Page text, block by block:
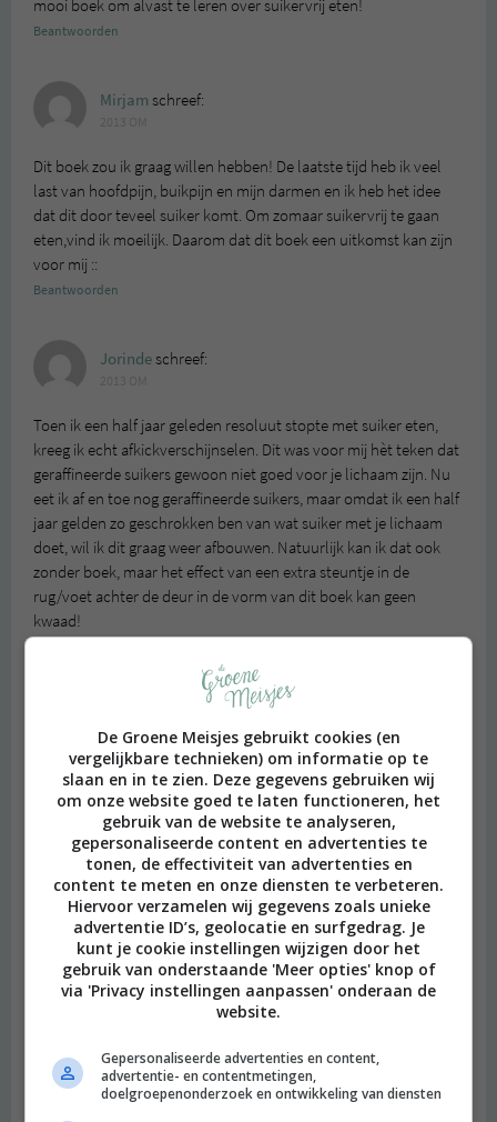
mooi boek om alvast te leren over suikervrij eten!
Beantwoorden
Mirjam schreef:
Dit boek zou ik graag willen hebben! De laatste tijd heb ik veel
last van hoofdpijn, buikpijn en mijn darmen en ik heb het idee
dat dit door teveel suiker komt. Om zomaar suikervrij te gaan
eten,vind ik moeilijk. Daarom dat dit boek een uitkomst kan zijn
voor mij ::
Beantwoorden
Jorindeschreef:
Toen ik een half jaar geleden resoluut stopte met suiker eten,
kreeg ik echt afkickverschijnselen. Dit was voor mij hèt teken dat
geraffineerde suikers gewoon niet goed voor je lichaam zijn. Nu
eet ik af en toe nog geraffineerde suikers, maar omdat ik een half
jaar gelden zo geschrokken ben van wat suiker met je lichaam
doet, wil ik dit graag weer afbouwen. Natuurlijk kan ik dat ook
zonder boek, maar het effect van een extra steuntje in de
rug/voet achter de deur in de vorm van dit boek kan geen
kwaad!
2013 OM
Omdat ik veel last heb van vermoeidheidsklachten probeer ik op
mijn suikerinname te lette. Dit ging heel goed maar door de
verbouwing eten we toch weer te vaak kant en klaar en is ook
nog eens mijn steviaplantje dood gegaan.
Dit boek zou een mooie stok achter de deur zijn om weer wat
beter te gaan eten.
Beantwoorden
Minkschreef:
Ik probeer al een tijdje suikervrij ( of suikerarm) te leven maar
soms is het toch moeilijk. 75% van wat er in de supermarkt ligt is
De Groene Meisjes gebruikt cookies (en
vergelijkbare technieken) om informatie op te
slaan en in te zien. Deze gegevens gebruiken wij
om onze website goed te laten functioneren, het
gebruik van de website te analyseren,
gepersonaliseerde content en advertenties te
tonen, de effectiviteit van advertenties en
content te meten en onze diensten te verbeteren.
Hiervoor verzamelen wij gegevens zoals unieke
advertentie ID’s, geolocatie en surfgedrag. Je
kunt je cookie instellingen wijzigen door het
gebruik van onderstaande 'Meer opties' knop of
via 'Privacy instellingen aanpassen' onderaan de
website.
Gepersonaliseerde advertenties en content,
advertentie- en contentmetingen,
doelgroepenonderzoek en ontwikkeling van diensten